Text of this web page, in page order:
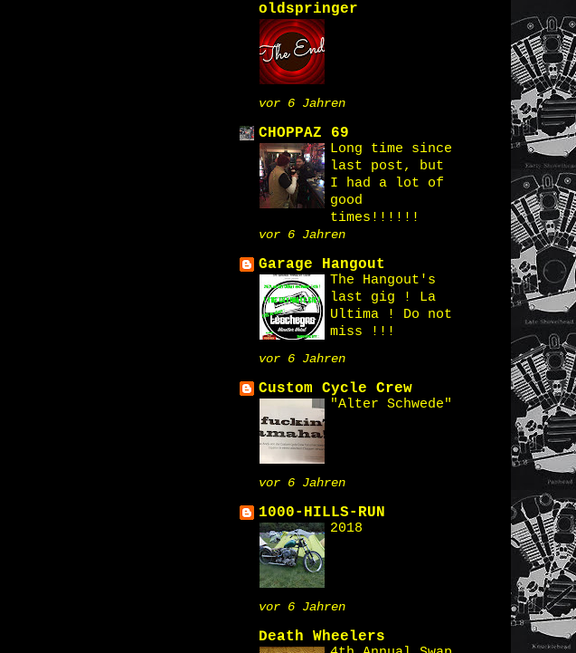
oldspringer
vor 6 Jahren
CHOPPAZ 69
Long time since
last post, but
I had a lot of
good
times!!!!!!
vor 6 Jahren
Garage Hangout
The Hangout's
last gig ! La
Ultima ! Do not
miss !!!
vor 6 Jahren
Custom Cycle Crew
"Alter Schwede"
vor 6 Jahren
1000-HILLS-RUN
2018
vor 6 Jahren
Death Wheelers